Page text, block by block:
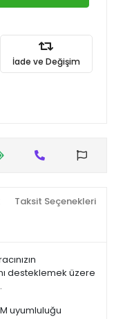
İade ve Değişim
Taksit Seçenekleri
desteklemek üzere
uyumluluğu